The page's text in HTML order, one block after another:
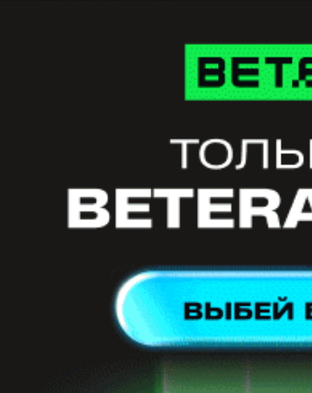
всего обладателями почетного трофея в разное время
становились семь ледовых дружин, причем четыре из них
Минск, пр. Победителей, 20/3-221. Газета зарегистрирована
Министерством информации Республики Беларусь и внесена
в Государственный реестр СМИ за №540. © 2002-2021